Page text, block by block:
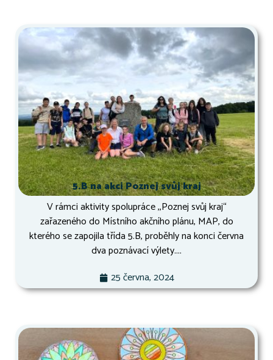
5.B na akci Poznej svůj kraj
V rámci aktivity spolupráce ,,Poznej svůj kraj“
zařazeného do Místního akčního plánu, MAP, do
kterého se zapojila třída 5.B, proběhly na konci června
dva poznávací výlety....
25 června, 2024